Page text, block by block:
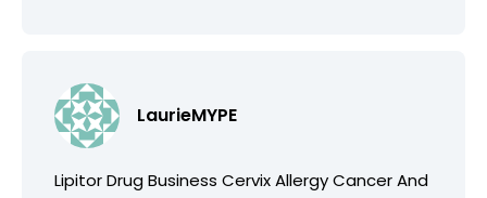
LaurieMYPE
Lipitor Drug Business Cervix Allergy Cancer And